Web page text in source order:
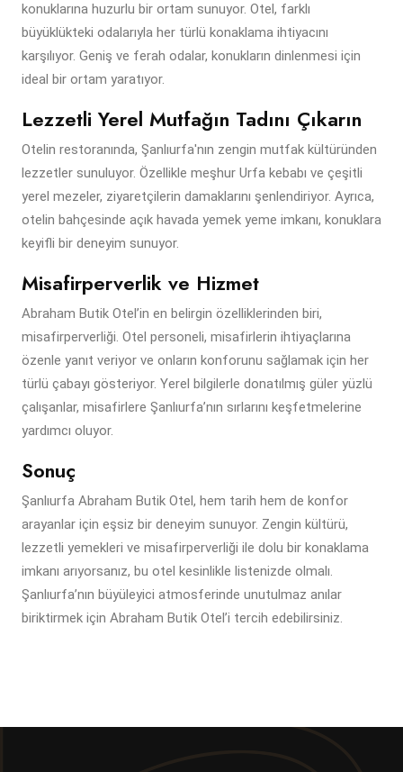
konuklarına huzurlu bir ortam sunuyor. Otel, farklı
büyüklükteki odalarıyla her türlü konaklama ihtiyacını
karşılıyor. Geniş ve ferah odalar, konukların dinlenmesi için
ideal bir ortam yaratıyor.
Lezzetli Yerel Mutfağın Tadını Çıkarın
Otelin restoranında, Şanlıurfa'nın zengin mutfak kültüründen
lezzetler sunuluyor. Özellikle meşhur Urfa kebabı ve çeşitli
yerel mezeler, ziyaretçilerin damaklarını şenlendiriyor. Ayrıca,
otelin bahçesinde açık havada yemek yeme imkanı, konuklara
keyifli bir deneyim sunuyor.
Misafirperverlik ve Hizmet
Abraham Butik Otel’in en belirgin özelliklerinden biri,
misafirperverliği. Otel personeli, misafirlerin ihtiyaçlarına
özenle yanıt veriyor ve onların konforunu sağlamak için her
türlü çabayı gösteriyor. Yerel bilgilerle donatılmış güler yüzlü
çalışanlar, misafirlere Şanlıurfa’nın sırlarını keşfetmelerine
yardımcı oluyor.
Sonuç
Şanlıurfa Abraham Butik Otel, hem tarih hem de konfor
arayanlar için eşsiz bir deneyim sunuyor. Zengin kültürü,
lezzetli yemekleri ve misafirperverliği ile dolu bir konaklama
imkanı arıyorsanız, bu otel kesinlikle listenizde olmalı.
Şanlıurfa’nın büyüleyici atmosferinde unutulmaz anılar
biriktirmek için Abraham Butik Otel’i tercih edebilirsiniz.